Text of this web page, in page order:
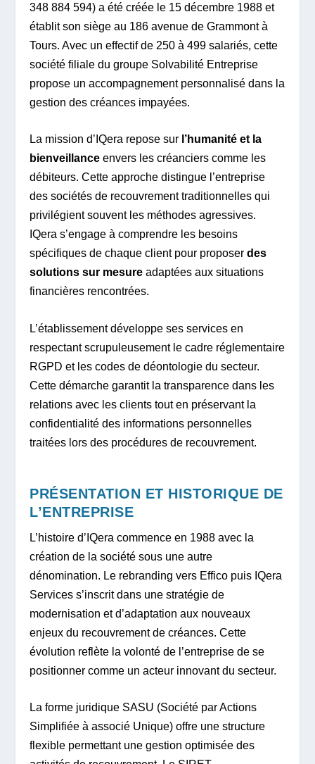
348 884 594) a été créée le 15 décembre 1988 et
établit son siège au 186 avenue de Grammont à
Tours. Avec un effectif de 250 à 499 salariés, cette
société filiale du groupe Solvabilité Entreprise
propose un accompagnement personnalisé dans la
gestion des créances impayées.
La mission d’IQera repose sur l’humanité et la
bienveillance envers les créanciers comme les
débiteurs. Cette approche distingue l’entreprise
des sociétés de recouvrement traditionnelles qui
privilégient souvent les méthodes agressives.
IQera s’engage à comprendre les besoins
spécifiques de chaque client pour proposerdes
solutions sur mesure adaptées aux situations
financières rencontrées.
L’établissement développe ses services en
respectant scrupuleusement le cadre réglementaire
RGPD et les codes de déontologie du secteur.
Cette démarche garantit la transparence dans les
relations avec les clients tout en préservant la
confidentialité des informations personnelles
traitées lors des procédures de recouvrement.
PRÉSENTATION ET HISTORIQUE DE
L’ENTREPRISE
L’histoire d’IQera commence en 1988 avec la
création de la société sous une autre
dénomination. Le rebranding vers Effico puis IQera
Services s’inscrit dans une stratégie de
modernisation et d’adaptation aux nouveaux
enjeux du recouvrement de créances. Cette
évolution reflète la volonté de l’entreprise de se
positionner comme un acteur innovant du secteur.
La forme juridique SASU (Société par Actions
Simplifiée à associé Unique) offre une structure
flexible permettant une gestion optimisée des